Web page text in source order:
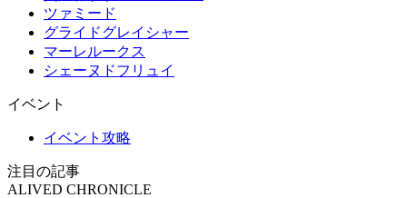
ツァミード
グライドグレイシャー
マーレルークス
シェーヌドフリュイ
イベント
イベント攻略
注目の記事
ALIVED CHRONICLE